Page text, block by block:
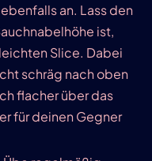
an. Lass den
ist,
Slice. Dabei
schräg nach oben
flacher über das
für deinen Gegner